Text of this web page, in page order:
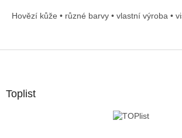
Hovězí kůže • různé barvy • vlastní výroba •
Toplist